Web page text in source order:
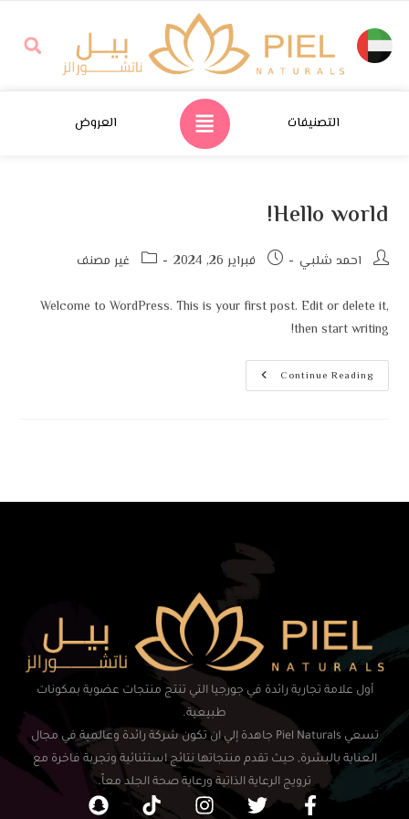
التصنيفات العروض
Hello world!
احمد شلبي فبراير 26, 2024 غير مصنف
Welcome to WordPress. This is your first post. Edit or delete it,
then start writing!
Continue Reading
أول علامة تجارية رائدة في جورجيا التي تنتج منتجات عضوية بمكونات
طبيعية.
تسعي Piel Naturals جاهدة إلي ان تكون شركة رائدة وعالمية في مجال
العناية بالبشرة, حيث تقدم منتجاتها نتائج استثنائية وتجربة فاخرة مع
ترويج الرعاية الذاتية ورعاية صحة الجلد معاً.